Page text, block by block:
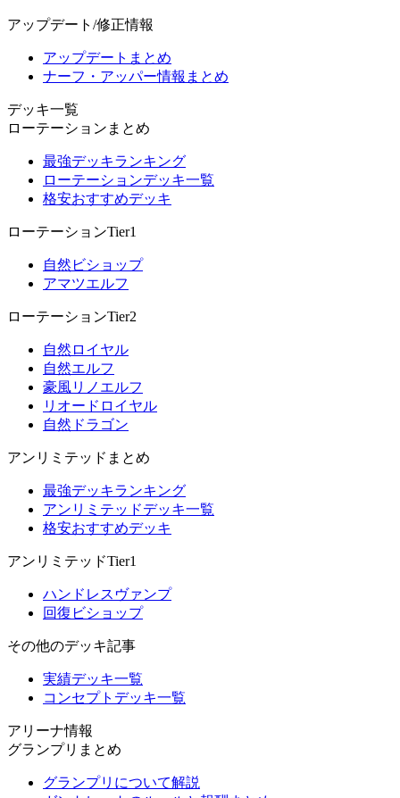
アップデート/修正情報
アップデートまとめ
ナーフ・アッパー情報まとめ
デッキ一覧
ローテーションまとめ
最強デッキランキング
ローテーションデッキ一覧
格安おすすめデッキ
ローテーションTier1
自然ビショップ
アマツエルフ
ローテーションTier2
自然ロイヤル
自然エルフ
豪風リノエルフ
リオードロイヤル
自然ドラゴン
アンリミテッドまとめ
最強デッキランキング
アンリミテッドデッキ一覧
格安おすすめデッキ
アンリミテッドTier1
ハンドレスヴァンプ
回復ビショップ
その他のデッキ記事
実績デッキ一覧
コンセプトデッキ一覧
アリーナ情報
グランプリまとめ
グランプリについて解説